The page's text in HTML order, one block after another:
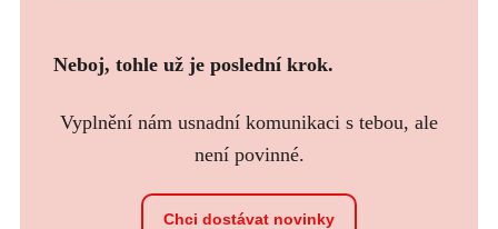
Neboj, tohle už je poslední krok.
Vyplnění nám usnadní komunikaci s tebou, ale
není povinné.
Chci dostávat novinky